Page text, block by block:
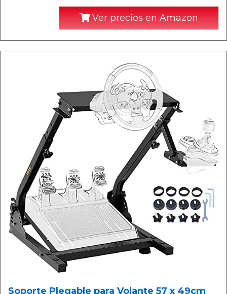
Ver precios en Amazon
Soporte Plegable para Volante 57 x 49cm